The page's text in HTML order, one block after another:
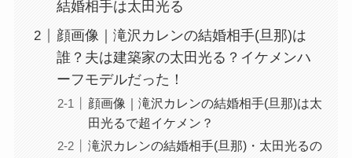
結婚相手は太田光る
顔画像｜滝沢カレンの結婚相手(旦那)は
誰？夫は建築家の太田光る？イケメンハ
ーフモデルだった！
顔画像｜滝沢カレンの結婚相手(旦那)は太
田光るで超イケメン？
滝沢カレンの結婚相手(旦那)・太田光るの